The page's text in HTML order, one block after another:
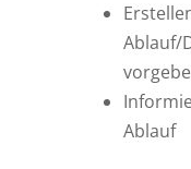
Ablauf/
Ablauf